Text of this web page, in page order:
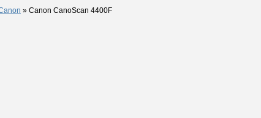
» Canon CanoScan 4400F